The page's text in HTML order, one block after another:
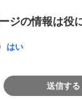
ジの情報は役
はい
送信する